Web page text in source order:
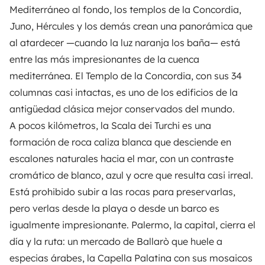
Mediterráneo al fondo, los templos de la Concordia,
Juno, Hércules y los demás crean una panorámica que
al atardecer —cuando la luz naranja los baña— está
entre las más impresionantes de la cuenca
mediterránea. El Templo de la Concordia, con sus 34
columnas casi intactas, es uno de los edificios de la
antigüedad clásica mejor conservados del mundo.
A pocos kilómetros, la Scala dei Turchi es una
formación de roca caliza blanca que desciende en
escalones naturales hacia el mar, con un contraste
cromático de blanco, azul y ocre que resulta casi irreal.
Está prohibido subir a las rocas para preservarlas,
pero verlas desde la playa o desde un barco es
igualmente impresionante. Palermo, la capital, cierra el
día y la ruta: un mercado de Ballarò que huele a
especias árabes, la Capella Palatina con sus mosaicos